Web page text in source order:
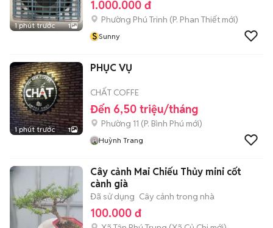
1 phút trước 1
1.000.000 đ
Phường Phú Trinh (P. Phan Thiết mới)
S Sunny
1 phút trước 1
PHỤC VỤ
CHẤT COFFE
Đến 6,50 triệu/tháng
Phường 11 (P. Bình Phú mới)
Huỳnh Trang
Cây cảnh Mai Chiếu Thủy mini cốt
cành già
Đã sử dụng Cây cảnh trong nhà
100.000 đ